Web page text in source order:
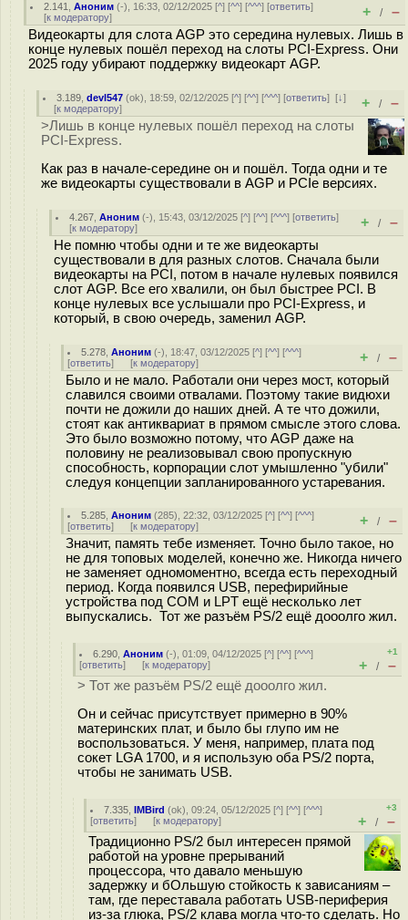
2.141 ,Аноним (-), 16:33, 02/12/2025 [^] [^^] [^^^] [ответить]
[к модератору] + / –
Видеокарты для слота AGP это середина нулевых. Лишь в
конце нулевых пошёл переход на слоты PCI-Express. Они
2025 году убирают поддержку видеокарт AGP.
3.189 ,devl547 (ok), 18:59, 02/12/2025 [^] [^^] [^^^] [ответить][↓]
[к модератору] + / –
>Лишь в конце нулевых пошёл переход на слоты
PCI-Express.
Как раз в начале-середине он и пошёл. Тогда одни и те
же видеокарты существовали в AGP и PCIe версиях.
4.267 ,Аноним (-), 15:43, 03/12/2025 [^] [^^] [^^^] [ответить]
[к модератору] + / –
Не помню чтобы одни и те же видеокарты
существовали в для разных слотов. Сначала были
видеокарты на PCI, потом в начале нулевых появился
слот AGP. Все его хвалили, он был быстрее PCI. В
конце нулевых все услышали про PCI-Express, и
который, в свою очередь, заменил AGP.
5.278 ,Аноним (-), 18:47, 03/12/2025 [^] [^^] [^^^]
[ответить] [к модератору] + / –
Было и не мало. Работали они через мост, который
славился своими отвалами. Поэтому такие видюхи
почти не дожили до наших дней. А те что дожили,
стоят как антиквариат в прямом смысле этого слова.
Это было возможно потому, что AGP даже на
половину не реализовывал свою пропускную
способность, корпорации слот умышленно "убили"
следуя концепции запланированного устаревания.
5.285 ,Аноним (285), 22:32, 03/12/2025 [^] [^^] [^^^]
[ответить] [к модератору] + / –
Значит, память тебе изменяет. Точно было такое, но
не для топовых моделей, конечно же. Никогда ничего
не заменяет одномоментно, всегда есть переходный
период. Когда появился USB, перефирийные
устройства под COM и LPT ещё несколько лет
выпускались. Тот же разъём PS/2 ещё дооолго жил.
6.290 ,Аноним (-), 01:09, 04/12/2025 [^] [^^] [^^^]
[ответить] [к модератору]
+1
+ / –
> Тот же разъём PS/2 ещё дооолго жил.
Он и сейчас присутствует примерно в 90%
материнских плат, и было бы глупо им не
воспользоваться. У меня, например, плата под
сокет LGA 1700, и я использую оба PS/2 порта,
чтобы не занимать USB.
7.335 ,IMBird (ok), 09:24, 05/12/2025 [^] [^^] [^^^]
[ответить] [к модератору]
+3
+ / –
Традиционно PS/2 был интересен прямой
работой на уровне прерываний
процессора, что давало меньшую
задержку и бОльшую стойкость к зависаниям –
там, где переставала работать USB-периферия
из-за глюка, PS/2 клава могла что-то сделать. Но